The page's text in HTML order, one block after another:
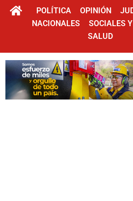
POLÍTICA OPINIÓN
NACIONALES
SOCIALES
SALUD